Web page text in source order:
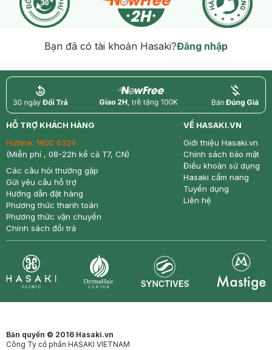
Bạn đã có tài khoản Hasaki?Đăng nhập
return nowfree price
HỖ TRỢ KHÁCH HÀNG
Hotline: 1800 6324
(Miễn phí , 08-22h kể cả T7, CN)
Các câu hỏi thường gặp
Gửi yêu cầu hỗ trợ
Hướng dẫn đặt hàng
Phương thức thanh toán
Phương thức vận chuyển
Chính sách đổi trả
VỀ HASAKI.VN
Giới thiệu Hasaki.vn
Chính sách bảo mật
Điều khoản sử dụng
Hasaki cẩm nang
Tuyển dụng
Liên hệ
Bản quyền © 2016 Hasaki.vn
Công Ty cổ phần HASAKI VIETNAM